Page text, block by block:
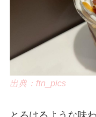
出典：ftn_pics